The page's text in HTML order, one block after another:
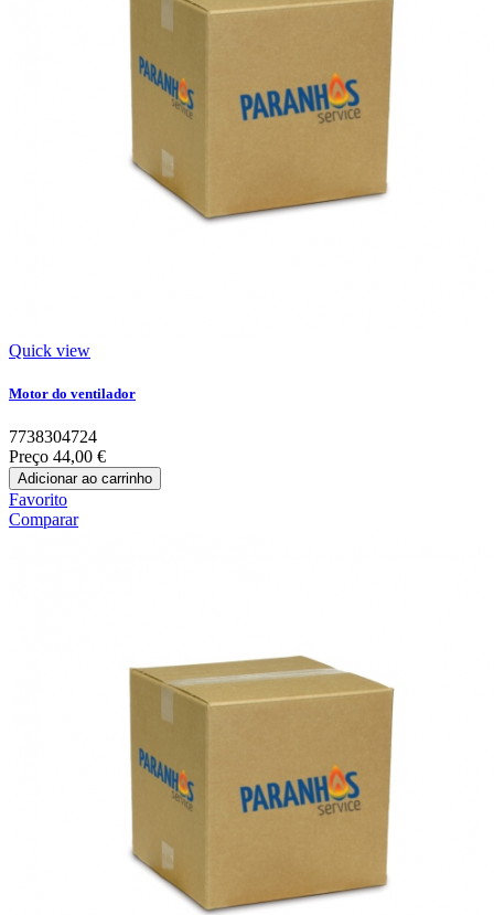
Quick view
Motor do ventilador
7738304724
Preço 44,00 €
Adicionar ao carrinho
Favorito
Comparar